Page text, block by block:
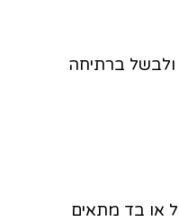
ולבשל ברתיחה